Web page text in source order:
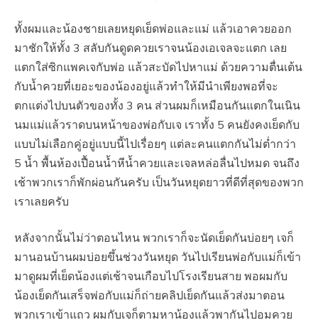
ทั้งผมและน้องชายเลยหยุดเย็ดพ่อและแม่ แล้วเอาควยออก
มาชักให้ทั้ง 3 สลับกันดูดควยเราจนน้องเอเจลจะแตก เลย
แตกใส่ซิกแพคเจกับพ่อ แล้วสะบัดไปหาแม่ ด้วยความตื่นเต้น
กับน้ำควยที่เยอะของน้องอยู่แล้วทำให้มีนำเพียงพอที่จะ
ตกแต่งไปบนตัวของทั้ง 3 คน ส่วนผมก็เหมือนกันแตกในเนิน
นมแม่แล้วราดบนหน้าของพ่อกับเจ เราทั้ง 5 คนยังคงเย็ดกับ
แบบไม่เลือกคู่อยู่แบบนี้ไปเรื่อยๆ แต่ละคนแตกกันไม่ต่ำกว่า
5 น้ำ พื้นห้องเปื้อนน้ำหีน้ำควยและเจลหล่อลื่นไปหมด จนถึง
เช้าพวกเราก็พักผ่อนกันครับ เป็นวันหยุดยาวที่ดีที่สุดของพวก
เราเลยครับ
หลังจากนั้นไม่ว่าตอนไหน พวกเราก็จะนัดเย็ดกันบ่อยๆ เจก็
มานอนบ้านผมบ่อยขึ้นช่วงวันหยุด วันไปเรียนพ่อกับแม่ก็เข้า
มาดูผมที่เย็ดน้องแต่เช้าจนเกือบไปโรงเรียนสาย พอผมกับ
น้องเย็ดกันเสร็จพ่อกับแม่ก็ถ่ายคลิปเย็ดกันแล้วส่งมาตอน
พวกเราเข้าแถว ผมกับเจก็ตามหาน้องแล้วพากันไปอมควย